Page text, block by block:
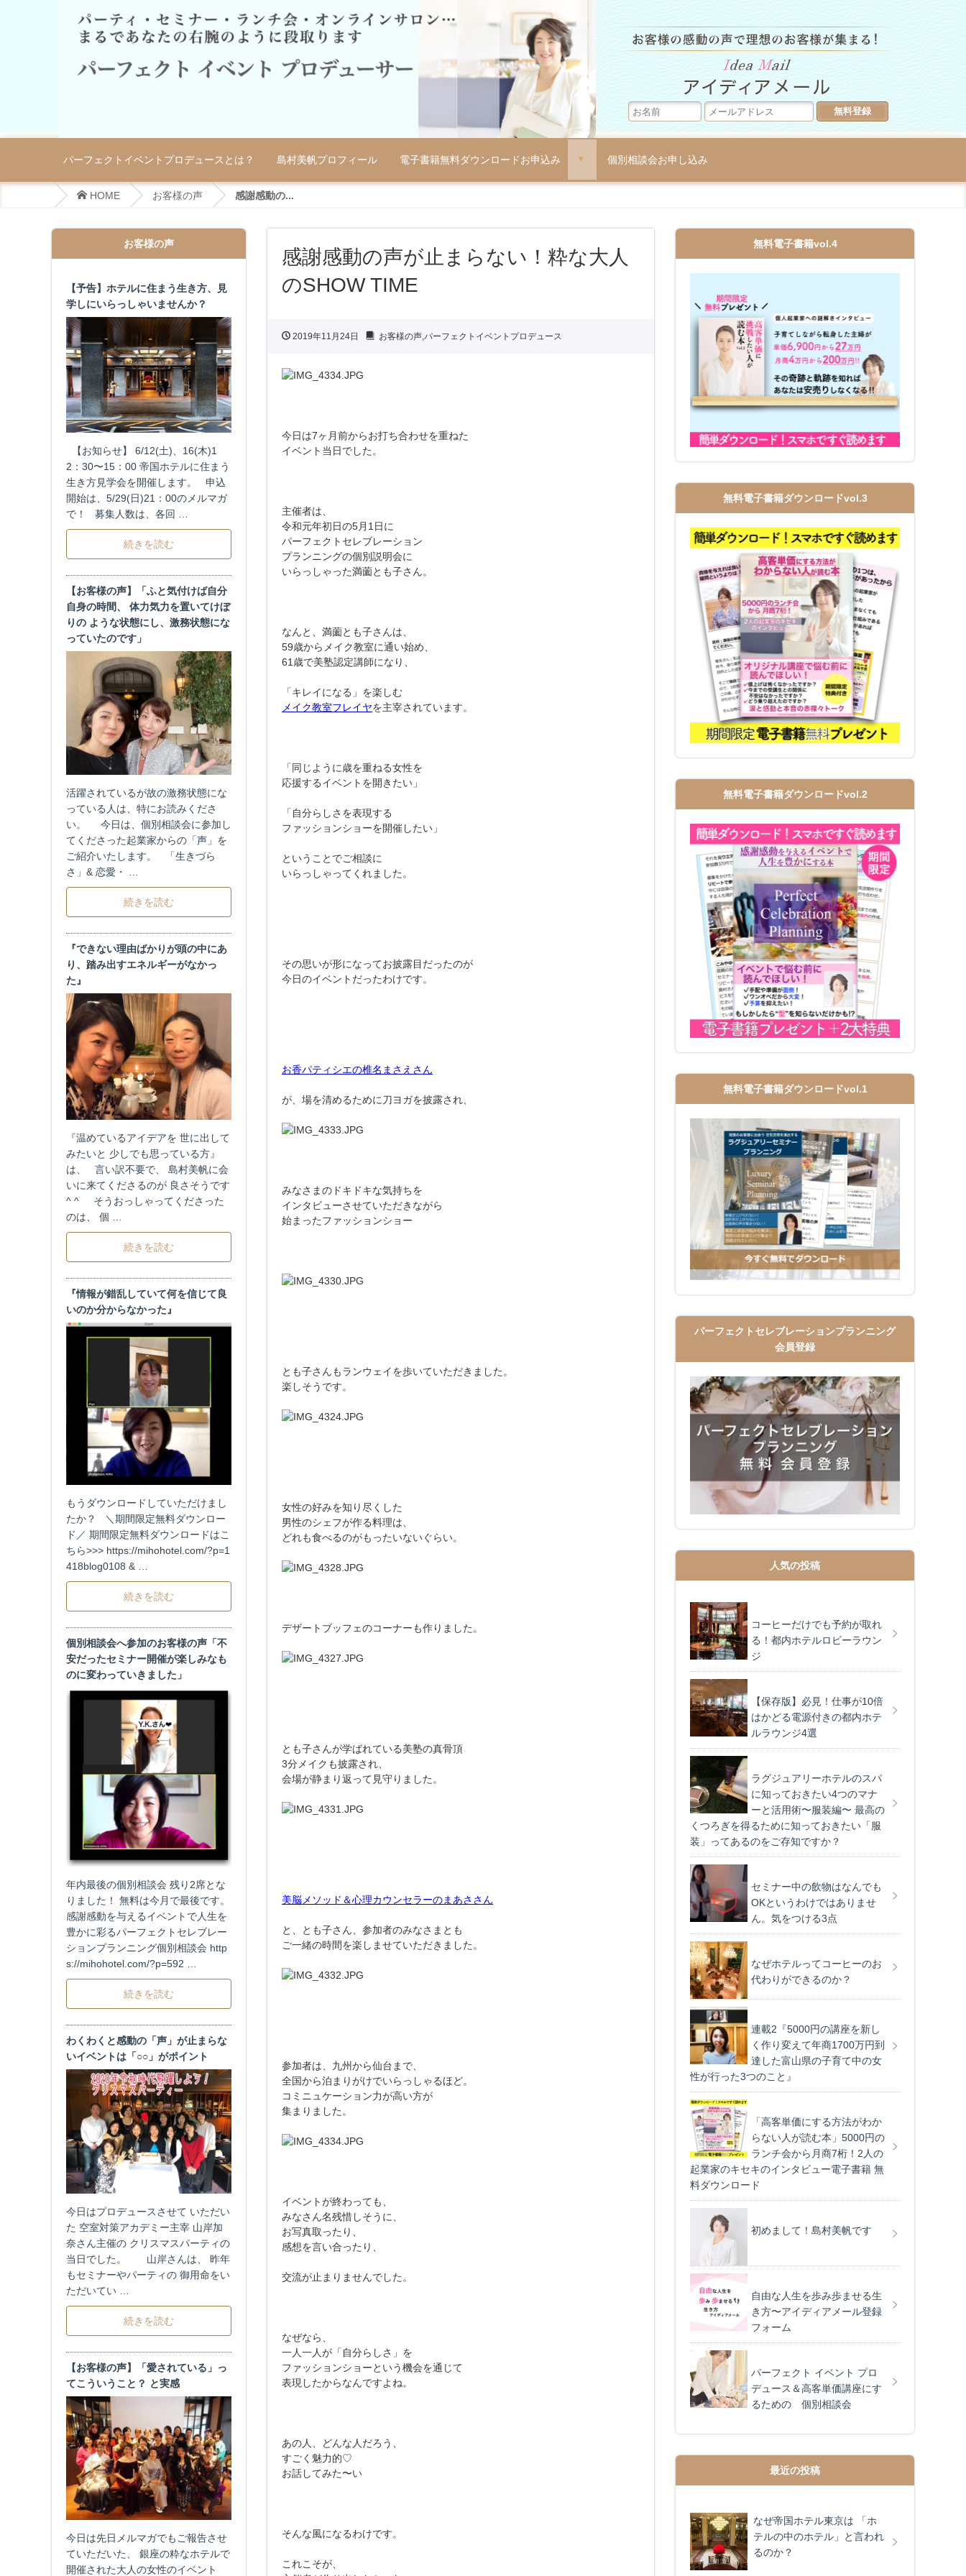
パーフェクトイベントプロデュースとは？ 島村美帆プロフィール 電子書籍無料ダウンロードお申込み d 個別相談会お申し込み
HOME お客様の声 感謝感動の...
感謝感動の声が止まらない！粋な大人
のSHOW TIME
2019年11月24日 お客様の声,パーフェクトイベントプロデュース
今日は7ヶ月前からお打ち合わせを重ねた
イベント当日でした。
主催者は、
令和元年初日の5月1日に
パーフェクトセレブレーション
プランニングの個別説明会に
いらっしゃった満薗とも子さん。
なんと、満薗とも子さんは、
59歳からメイク教室に通い始め、
61歳で美塾認定講師になり、
「キレイになる」を楽しむ
メイク教室フレイヤを主宰されています。
「同じように歳を重ねる女性を
応援するイベントを開きたい」
「自分らしさを表現する
ファッションショーを開催したい」
ということでご相談に
いらっしゃってくれました。
その思いが形になってお披露目だったのが
今日のイベントだったわけです。
お香パティシエの椎名まさえさん
が、場を清めるために刀ヨガを披露され、
みなさまのドキドキな気持ちを
インタビューさせていただきながら
始まったファッションショー
とも子さんもランウェイを歩いていただきました。
楽しそうです。
女性の好みを知り尽くした
男性のシェフが作る料理は、
どれも食べるのがもったいないぐらい。
デザートブッフェのコーナーも作りました。
とも子さんが学ばれている美塾の真骨頂
3分メイクも披露され、
会場が静まり返って見守りました。
美脳メソッド＆心理カウンセラーのまあささん
と、とも子さん、参加者のみなさまとも
ご一緒の時間を楽しませていただきました。
参加者は、九州から仙台まで、
全国から泊まりがけでいらっしゃるほど。
コミニュケーション力が高い方が
集まりました。
イベントが終わっても、
みなさん名残惜しそうに、
お写真取ったり、
感想を言い合ったり、
交流が止まりませんでした。
なぜなら、
一人一人が「自分らしさ」を
ファッションショーという機会を通じて
表現したからなんですよね。
あの人、どんな人だろう、
すごく魅力的♡
お話してみた〜い
そんな風になるわけです。
これこそが、
お客様の声
【予告】ホテルに住まう生き方、見
学しにいらっしゃいませんか？
【お知らせ】 6/12(土)、16(木)1
2：30〜15：00 帝国ホテルに住まう
生き方見学会を開催します。 申込
開始は、5/29(日)21：00のメルマガ
で！ 募集人数は、各回 …
続きを読む
【お客様の声】「ふと気付けば自分
自身の時間、 体力気力を置いてけぼ
りの ような状態にし、激務状態にな
っていたのです」
活躍されているが故の激務状態にな
っている人は、特にお読みくださ
い。 今日は、個別相談会に参加し
てくださった起業家からの「声」を
ご紹介いたします。 「生きづら
さ」& 恋愛・ …
続きを読む
『できない理由ばかりが頭の中にあ
り、踏み出すエネルギーがなかっ
た』
『温めているアイデアを 世に出して
みたいと 少しでも思っている方』
は、 言い訳不要で、 島村美帆に会
いに来てくださるのが 良さそうです
^ ^ そうおっしゃってくださった
のは、 個 …
続きを読む
『情報が錯乱していて何を信じて良
いのか分からなかった』
もうダウンロードしていただけまし
たか？ ＼期間限定無料ダウンロー
ド／ 期間限定無料ダウンロードはこ
ちら>>> https://mihohotel.com/?p=1
418blog0108 & …
続きを読む
個別相談会へ参加のお客様の声「不
安だったセミナー開催が楽しみなも
のに変わっていきました」
年内最後の個別相談会 残り2席とな
りました！ 無料は今月で最後です。
感謝感動を与えるイベントで人生を
豊かに彩るパーフェクトセレブレー
ションプランニング個別相談会 http
s://mihohotel.com/?p=592 …
続きを読む
わくわくと感動の「声」が止まらな
いイベントは「○○」がポイント
今日はプロデュースさせて いただい
た 空室対策アカデミー主宰 山岸加
奈さん主催の クリスマスパーティの
当日でした。 山岸さんは、 昨年
もセミナーやパーティの 御用命をい
ただいてい …
続きを読む
【お客様の声】「愛されている」っ
てこういうこと？ と実感
今日は先日メルマガでもご報告させ
ていただいた、 銀座の粋なホテルで
開催された大人の女性のイベント
無料電子書籍vol.4
無料電子書籍ダウンロードvol.3
無料電子書籍ダウンロードvol.2
無料電子書籍ダウンロードvol.1
パーフェクトセレブレーションプランニング
会員登録
人気の投稿
コーヒーだけでも予約が取れ
る！都内ホテルロビーラウン
ジ
【保存版】必見！仕事が10倍
はかどる電源付きの都内ホテ
ルラウンジ4選
ラグジュアリーホテルのスパ
に知っておきたい4つのマナ
ーと活用術〜服装編〜 最高の
くつろぎを得るために知っておきたい「服
装」ってあるのをご存知ですか？
セミナー中の飲物はなんでも
OKというわけではありませ
ん。気をつける3点
なぜホテルってコーヒーのお
代わりができるのか？
連載2『5000円の講座を新し
く作り変えて年商1700万円到
達した富山県の子育て中の女
性が行った3つのこと』
「高客単価にする方法がわか
らない人が読む本」5000円の
ランチ会から月商7桁！2人の
起業家のキセキのインタビュー電子書籍 無
料ダウンロード
初めまして！島村美帆です
自由な人生を歩み歩ませる生
き方〜アイディアメール登録
フォーム
パーフェクト イベント プロ
デュース＆高客単価講座にす
るための 個別相談会
最近の投稿
なぜ帝国ホテル東京は 「ホ
テルの中のホテル」と言われ
るのか？